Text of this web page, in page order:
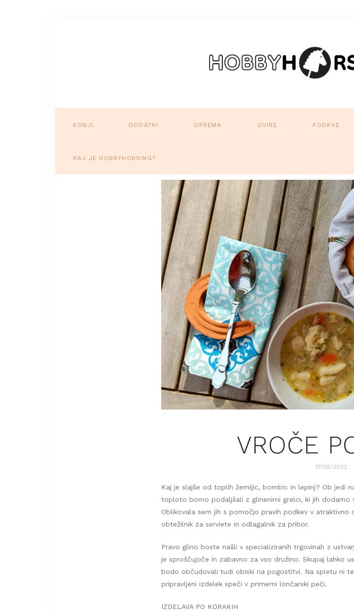
KONJI DODATKI OPREMA OVIRE PODKVE
KAJ JE HOBBYHORSING?
VROČE
17/05/2022
Kaj je slajše od toplih žemljic, bombic in lepinj? Ob jedi
toploto bomo podaljšali z glinenimi grelci, ki jih dodamo
Oblikovala sem jih s pomočjo pravih podkev v
obtežilnik za serviete in odlagalnik za pribor.
Pravo glino boste našli v specializiranih trgovinah z
je sproščujoče in zabavno za vso družino. Skupaj lahko
bodo občudovali tudi obiski na pogostitvi. Na spletu ni
pripravljeni izdelek speči v primerni lončarski peči.
IZDELAVA PO KORAKIH